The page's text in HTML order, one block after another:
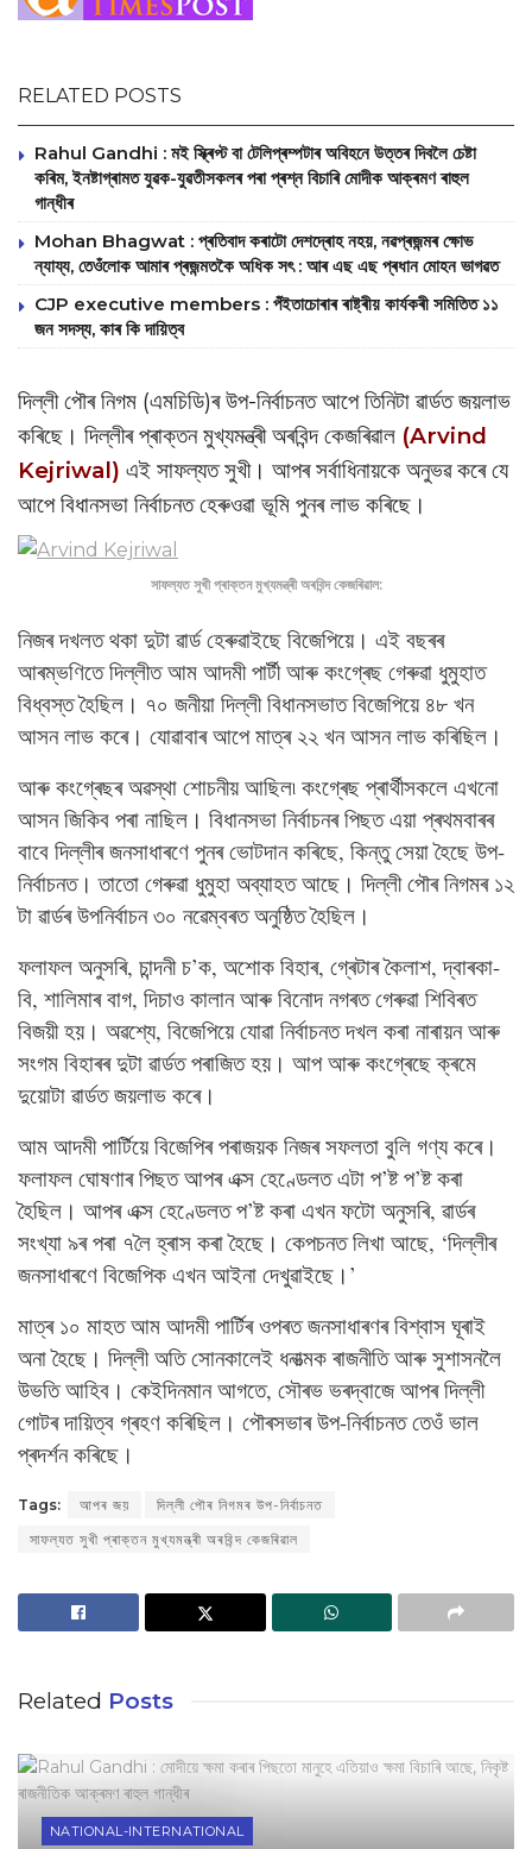
RELATED POSTS
Rahul Gandhi : মই স্ক্ৰিপ্ট বা টেলিপ্ৰম্পটাৰ অবিহনে উত্তৰ দিবলৈ চেষ্টা
কৰিম, ইনষ্টাগ্ৰামত যুৱক-যুৱতীসকলৰ পৰা প্ৰশ্ন বিচাৰি মোদীক আক্ৰমণ ৰাহুল
গান্ধীৰ
Mohan Bhagwat : প্ৰতিবাদ কৰাটো দেশদ্ৰোহ নহয়, নৱপ্ৰজন্মৰ ক্ষোভ
ন্যায্য, তেওঁলোক আমাৰ প্ৰজন্মতকৈ অধিক সৎ : আৰ এছ এছ প্ৰধান মোহন ভাগৱত
CJP executive members : পঁইতাচোৰাৰ ৰাষ্ট্ৰীয় কাৰ্যকৰী সমিতিত ১১
জন সদস্য, কাৰ কি দায়িত্ব
দিল্লী পৌৰ নিগম (এমচিডি)ৰ উপ-নিৰ্বাচনত আপে তিনিটা ৱাৰ্ডত জয়লাভ
কৰিছে। দিল্লীৰ প্ৰাক্তন মুখ্যমন্ত্ৰী অৰবিন্দ কেজৰিৱাল (Arvind
Kejriwal) এই সাফল্যত সুখী। আপৰ সৰ্বাধিনায়কে অনুভৱ কৰে যে
আপে বিধানসভা নিৰ্বাচনত হেৰুওৱা ভূমি পুনৰ লাভ কৰিছে।
সাফল্যত সুখী প্ৰাক্তন মুখ্যমন্ত্ৰী অৰবিন্দ কেজৰিৱাল:
নিজৰ দখলত থকা দুটা ৱাৰ্ড হেৰুৱাইছে বিজেপিয়ে। এই বছৰৰ
আৰম্ভণিতে দিল্লীত আম আদমী পাৰ্টী আৰু কংগ্ৰেছ গেৰুৱা ধুমুহাত
বিধ্বস্ত হৈছিল। ৭০ জনীয়া দিল্লী বিধানসভাত বিজেপিয়ে ৪৮ খন
আসন লাভ কৰে। যোৱাবাৰ আপে মাত্ৰ ২২ খন আসন লাভ কৰিছিল।
আৰু কংগ্ৰেছৰ অৱস্থা শোচনীয় আছিল৷ কংগ্ৰেছ প্ৰাৰ্থীসকলে এখনো
আসন জিকিব পৰা নাছিল। বিধানসভা নিৰ্বাচনৰ পিছত এয়া প্ৰথমবাৰৰ
বাবে দিল্লীৰ জনসাধাৰণে পুনৰ ভোটদান কৰিছে, কিন্তু সেয়া হৈছে উপ-
নিৰ্বাচনত। তাতো গেৰুৱা ধুমুহা অব্যাহত আছে। দিল্লী পৌৰ নিগমৰ ১২
টা ৱাৰ্ডৰ উপনিৰ্বাচন ৩০ নৱেম্বৰত অনুষ্ঠিত হৈছিল।
ফলাফল অনুসৰি, চান্দনী চ’ক, অশোক বিহাৰ, গ্ৰেটাৰ কৈলাশ, দ্বাৰকা-
বি, শালিমাৰ বাগ, দিচাও কালান আৰু বিনোদ নগৰত গেৰুৱা শিবিৰত
বিজয়ী হয়। অৱশ্যে, বিজেপিয়ে যোৱা নিৰ্বাচনত দখল কৰা নাৰায়ন আৰু
সংগম বিহাৰৰ দুটা ৱাৰ্ডত পৰাজিত হয়। আপ আৰু কংগ্ৰেছে ক্ৰমে
দুয়োটা ৱাৰ্ডত জয়লাভ কৰে।
আম আদমী পাৰ্টিয়ে বিজেপিৰ পৰাজয়ক নিজৰ সফলতা বুলি গণ্য কৰে।
ফলাফল ঘোষণাৰ পিছত আপৰ এক্স হেণ্ডেলত এটা প’ষ্ট প’ষ্ট কৰা
হৈছিল। আপৰ এক্স হেণ্ডেলত প’ষ্ট কৰা এখন ফটো অনুসৰি, ৱাৰ্ডৰ
সংখ্যা ৯ৰ পৰা ৭লৈ হ্ৰাস কৰা হৈছে। কেপচনত লিখা আছে, ‘দিল্লীৰ
জনসাধাৰণে বিজেপিক এখন আইনা দেখুৱাইছে।’
মাত্ৰ ১০ মাহত আম আদমী পাৰ্টিৰ ওপৰত জনসাধাৰণৰ বিশ্বাস ঘূৰাই
অনা হৈছে। দিল্লী অতি সোনকালেই ধনাত্মক ৰাজনীতি আৰু সুশাসনলৈ
উভতি আহিব। কেইদিনমান আগতে, সৌৰভ ভৰদ্বাজে আপৰ দিল্লী
গোটৰ দায়িত্ব গ্ৰহণ কৰিছিল। পৌৰসভাৰ উপ-নিৰ্বাচনত তেওঁ ভাল
প্ৰদৰ্শন কৰিছে।
Tags: আপৰ জয়
দিল্লী পৌৰ নিগমৰ উপ-নিৰ্বাচনত
সাফল্যত সুখী প্ৰাক্তন মুখ্যমন্ত্ৰী অৰবিন্দ কেজৰিৱাল
Related Posts
NATIONAL-INTERNATIONAL